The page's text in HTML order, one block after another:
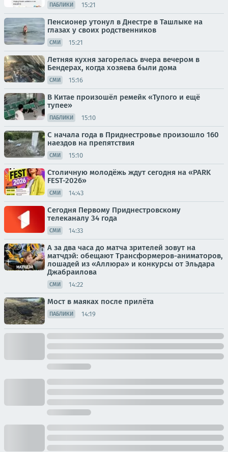
ПАБЛИКИ 15:21
Пенсионер утонул в Днестре в Ташлыке на
глазах у своих родственников
СМИ 15:21
Летняя кухня загорелась вчера вечером в
Бендерах, когда хозяева были дома
СМИ 15:16
В Китае произошёл ремейк «Тупого и ещё
тупее»
ПАБЛИКИ 15:10
С начала года в Приднестровье произошло 160
наездов на препятствия
СМИ 15:10
Столичную молодёжь ждут сегодня на «PARK
FEST-2026»
СМИ 14:43
Сегодня Первому Приднестровскому
телеканалу 34 года
СМИ 14:33
А за два часа до матча зрителей зовут на
матчдэй: обещают Трансформеров-аниматоров,
лошадей из «Аллюра» и конкурсы от Эльдара
Джабраилова
СМИ 14:22
Мост в маяках после прилёта
ПАБЛИКИ 14:19